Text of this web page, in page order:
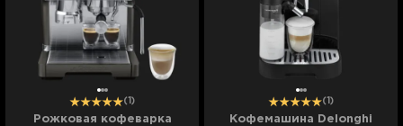
(1)
Рожковая кофеварка
(1)
Кофемашина Delonghi